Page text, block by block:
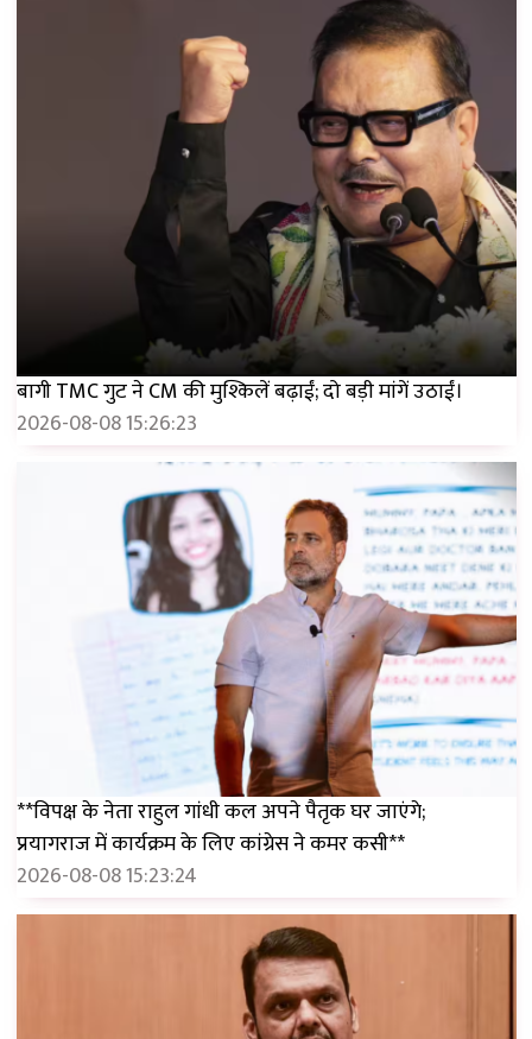
बागी TMC गुट ने CM की मुश्किलें बढ़ाईं; दो बड़ी मांगें उठाईं।
2026-08-08 15:26:23
**विपक्ष के नेता राहुल गांधी कल अपने पैतृक घर जाएंगे;
प्रयागराज में कार्यक्रम के लिए कांग्रेस ने कमर कसी**
2026-08-08 15:23:24